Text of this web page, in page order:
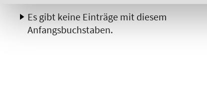
Es gibt keine Einträge mit diesem
Anfangsbuchstaben.